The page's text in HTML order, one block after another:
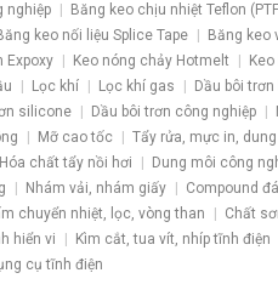
nghiệp Băng keo chịu nhiệt Teflon
keo nối liệu Splice Tape Băng keo
Expoxy Keo nóng chảy Hotmelt
Lọc khí Lọc khí gas Dầu bôi
silicone Dầu bôi trơn công nghiệp
Mỡ cao tốc Tẩy rửa, mực in,
Hóa chất tẩy nồi hơi Dung môi công
Nhám vải, nhám giấy Compound
chuyển nhiệt, lọc, vòng than Chất
hiển vi Kìm cắt, tua vít, nhíp tĩnh điện
cụ tĩnh điện